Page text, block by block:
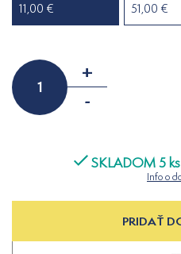
11,00 € 51,00 €
+
-
SKLADOM 5
Info o
PRIDAŤ